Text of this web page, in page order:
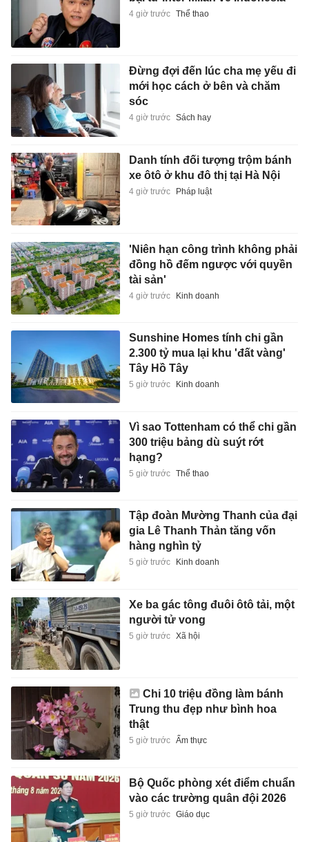
4 giờ trước Thể thao
Đừng đợi đến lúc cha mẹ yếu đi
mới học cách ở bên và chăm
sóc
4 giờ trước Sách hay
Danh tính đối tượng trộm bánh
xe ôtô ở khu đô thị tại Hà Nội
4 giờ trước Pháp luật
'Niên hạn công trình không phải
đồng hồ đếm ngược với quyền
tài sản'
4 giờ trước Kinh doanh
Sunshine Homes tính chi gần
2.300 tỷ mua lại khu 'đất vàng'
Tây Hồ Tây
5 giờ trước Kinh doanh
Vì sao Tottenham có thể chi gần
300 triệu bảng dù suýt rớt
hạng?
5 giờ trước Thể thao
Tập đoàn Mường Thanh của đại
gia Lê Thanh Thản tăng vốn
hàng nghìn tỷ
5 giờ trước Kinh doanh
Xe ba gác tông đuôi ôtô tải, một
người tử vong
5 giờ trước Xã hội
Chi 10 triệu đồng làm bánh
Trung thu đẹp như bình hoa
thật
5 giờ trước Ẩm thực
Bộ Quốc phòng xét điểm chuẩn
vào các trường quân đội 2026
5 giờ trước Giáo dục